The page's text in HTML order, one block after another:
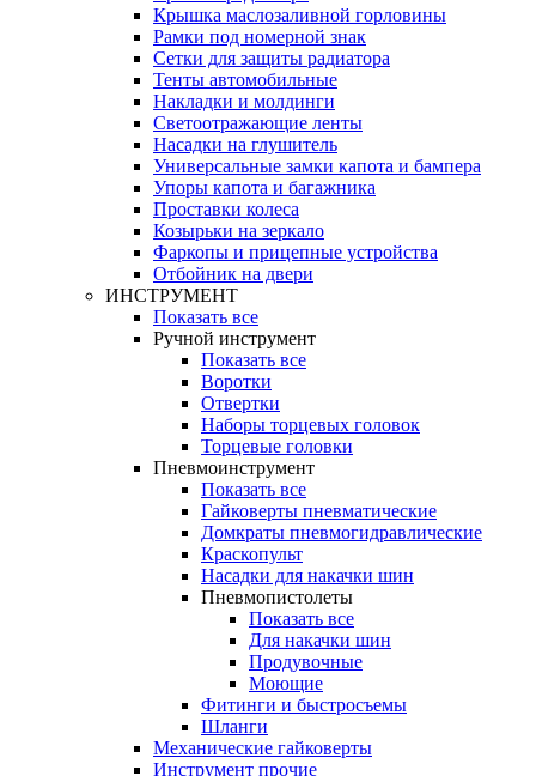
Крышка маслозаливной горловины
Рамки под номерной знак
Сетки для защиты радиатора
Тенты автомобильные
Накладки и молдинги
Светоотражающие ленты
Насадки на глушитель
Универсальные замки капота и бампера
Упоры капота и багажника
Проставки колеса
Козырьки на зеркало
Фаркопы и прицепные устройства
Отбойник на двери
ИНСТРУМЕНТ
Показать все
Ручной инструмент
Показать все
Воротки
Отвертки
Наборы торцевых головок
Торцевые головки
Пневмоинструмент
Показать все
Гайковерты пневматические
Домкраты пневмогидравлические
Краскопульт
Насадки для накачки шин
Пневмопистолеты
Показать все
Для накачки шин
Продувочные
Моющие
Фитинги и быстросъемы
Шланги
Механические гайковерты
Инструмент прочиe